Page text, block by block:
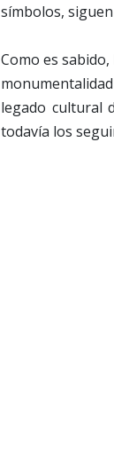
símbolos,
Como es
legado cultural
todavía los